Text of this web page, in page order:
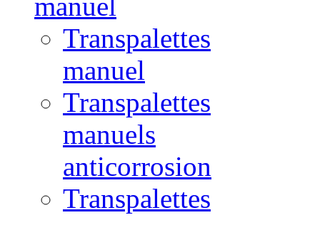
manuel
Transpalettes
manuel
Transpalettes
manuels
anticorrosion
Transpalettes